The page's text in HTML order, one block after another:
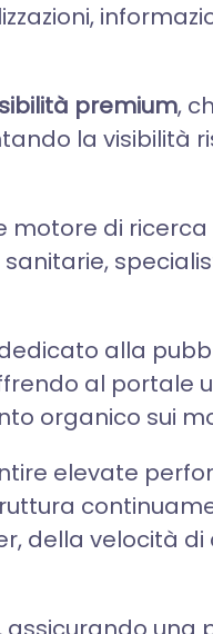
premium,
la visibilità
di
alla
al portale
organico sui
elevate
della velocità